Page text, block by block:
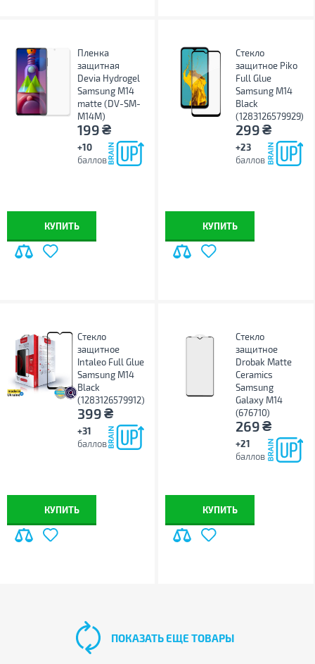
Пленка
защитная
Devia Hydrogel
Samsung M14
matte (DV-SM-
M14M)
199₴
+10
баллов
КУПИТЬ
Стекло
защитное Piko
Full Glue
Samsung M14
Black
(1283126579929)
299₴
+23
баллов
КУПИТЬ
Стекло
защитное
Intaleo Full Glue
Samsung M14
Black
(1283126579912)
399₴
+31
баллов
КУПИТЬ
Стекло
защитное
Drobak Matte
Ceramics
Samsung
Galaxy М14
(676710)
269₴
+21
баллов
КУПИТЬ
ПОКАЗАТЬ ЕЩЕ ТОВАРЫ